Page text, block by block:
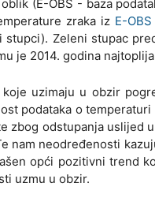
(E-OBS - baza
zraka iz E-OBS
Zeleni stupac
je 2014. godina
uzimaju u obzir
podataka o
zbog odstupanja uslijed
nam neodređenosti
opći pozitivni trend
uzmu u obzir.